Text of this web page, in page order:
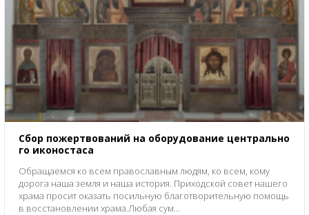
Сбор пожертвований на оборудование центрально
го иконостаса
Обращаемся ко всем православным людям, ко всем, кому
дорога наша земля и наша история. Приходской совет нашего
храма просит оказать посильную благотворительную помощь
в восстановлении храма.Любая сум...